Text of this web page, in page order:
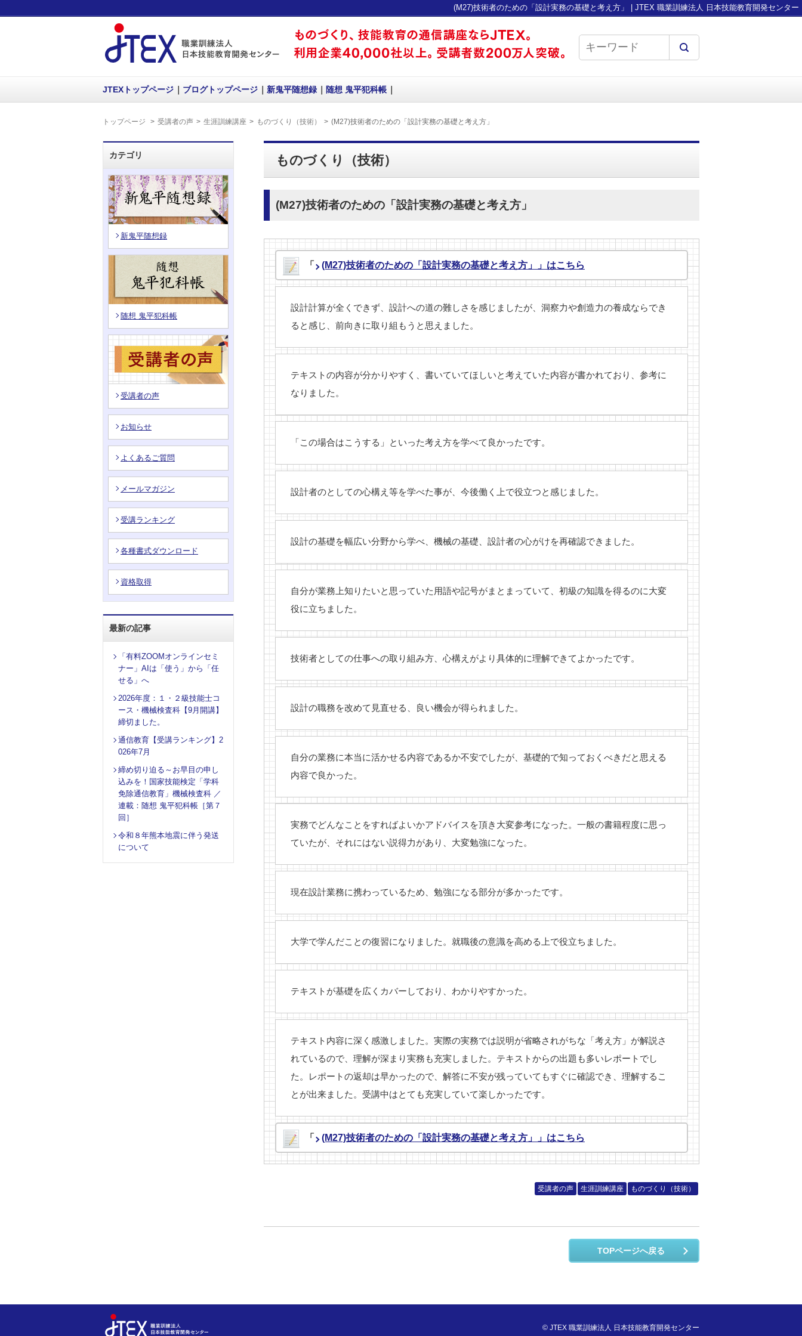
(M27)技術者のための「設計実務の基礎と考え方」 | JTEX 職業訓練法人 日本技能教育開発センター
JTEXトップページ ブログトップページ 新鬼平随想録 随想 鬼平犯科帳
トップページ 受講者の声 生涯訓練講座 ものづくり（技術） (M27)技術者のための「設計実務の基礎と考え方」
ものづくり（技術）
(M27)技術者のための「設計実務の基礎と考え方」
「 (M27)技術者のための「設計実務の基礎と考え方」」はこちら
設計計算が全くできず、設計への道の難しさを感じましたが、洞察力や創造力の養成ならでき
ると感じ、前向きに取り組もうと思えました。
テキストの内容が分かりやすく、書いていてほしいと考えていた内容が書かれており、参考に
なりました。
「この場合はこうする」といった考え方を学べて良かったです。
設計者のとしての心構え等を学べた事が、今後働く上で役立つと感じました。
設計の基礎を幅広い分野から学べ、機械の基礎、設計者の心がけを再確認できました。
自分が業務上知りたいと思っていた用語や記号がまとまっていて、初級の知識を得るのに大変
役に立ちました。
技術者としての仕事への取り組み方、心構えがより具体的に理解できてよかったです。
設計の職務を改めて見直せる、良い機会が得られました。
自分の業務に本当に活かせる内容であるか不安でしたが、基礎的で知っておくべきだと思える
内容で良かった。
実務でどんなことをすればよいかアドバイスを頂き大変参考になった。一般の書籍程度に思っ
ていたが、それにはない説得力があり、大変勉強になった。
現在設計業務に携わっているため、勉強になる部分が多かったです。
大学で学んだことの復習になりました。就職後の意識を高める上で役立ちました。
テキストが基礎を広くカバーしており、わかりやすかった。
テキスト内容に深く感激しました。実際の実務では説明が省略されがちな「考え方」が解説さ
れているので、理解が深まり実務も充実しました。テキストからの出題も多いレポートでし
た。レポートの返却は早かったので、解答に不安が残っていてもすぐに確認でき、理解するこ
とが出来ました。受講中はとても充実していて楽しかったです。
「 (M27)技術者のための「設計実務の基礎と考え方」」はこちら
受講者の声 生涯訓練講座 ものづくり（技術）
TOPページへ戻る
カテゴリ
新鬼平随想録
随想 鬼平犯科帳
受講者の声
お知らせ
よくあるご質問
メールマガジン
受講ランキング
各種書式ダウンロード
資格取得
最新の記事
「有料ZOOMオンラインセミ
ナー」AIは「使う」から「任
せる」へ
2026年度：１・２級技能士コ
ース・機械検査科【9月開講】
締切ました。
通信教育【受講ランキング】2
026年7月
締め切り迫る～お早目の申し
込みを！国家技能検定「学科
免除通信教育」機械検査科 ／
連載：随想 鬼平犯科帳［第７
回］
令和８年熊本地震に伴う発送
について
© JTEX 職業訓練法人 日本技能教育開発センター